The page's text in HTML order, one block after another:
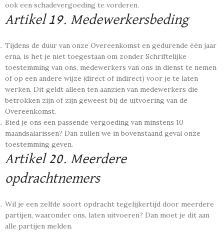
ook een schadevergoeding te vorderen.
Artikel 19. Medewerkersbeding
Tijdens de duur van onze Overeenkomst en gedurende één jaar
erna, is het je niet toegestaan om zonder Schriftelijke
toestemming van ons, medewerkers van ons in dienst te nemen
of op een andere wijze (direct of indirect) voor je te laten
werken. Dit geldt alleen ten aanzien van medewerkers die
betrokken zijn of zijn geweest bij de uitvoering van de
Overeenkomst.
Bied je ons een passende vergoeding van minstens 10
maandsalarissen? Dan zullen we in bovenstaand geval onze
toestemming geven.
Artikel 20. Meerdere
opdrachtnemers
Wil je een zelfde soort opdracht tegelijkertijd door meerdere
partijen, waaronder ons, laten uitvoeren? Dan moet je dit aan
alle partijen melden.